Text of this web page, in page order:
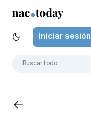
Iniciar sesión